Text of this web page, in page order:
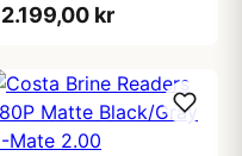
2.199,00 kr